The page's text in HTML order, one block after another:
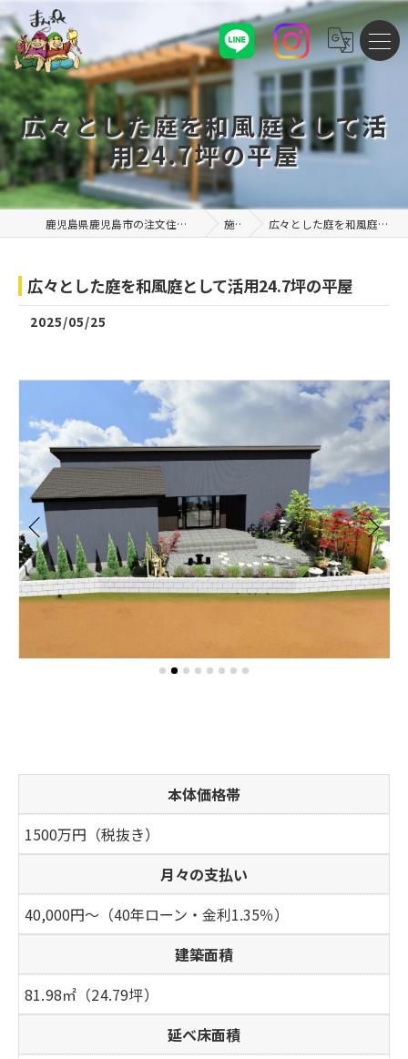
広々とした庭を和風庭として活
用24.7坪の平屋
鹿児島県鹿児島市の注文住宅なら株式会社まんぷくハウス 施工例 広々とした庭を和風庭として活用24.7坪の平屋
広々とした庭を和風庭として活用24.7坪の平屋
2025/05/25
本体価格帯
1500万円（税抜き）
月々の支払い
40,000円～（40年ローン・金利1.35％）
建築面積
81.98㎡（24.79坪）
延べ床面積